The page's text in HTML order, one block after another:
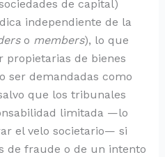
de capital)
independiente de la
o members), lo que
propietarias de bienes
ser demandadas como
que los tribunales
limitada —lo
el velo societario— si
de fraude o de un intento